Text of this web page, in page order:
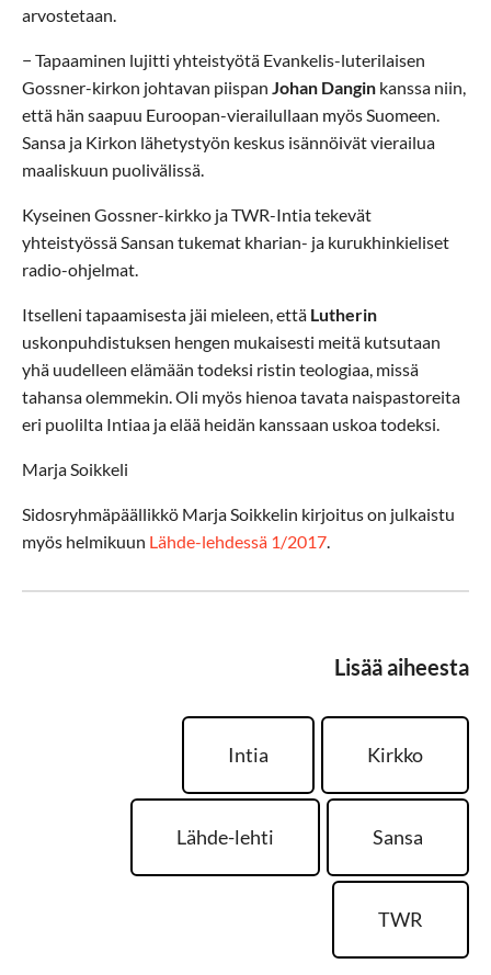
arvostetaan.
− Tapaaminen lujitti yhteistyötä Evankelis-luterilaisen
Gossner-kirkon johtavan piispan Johan Dangin kanssa niin,
että hän saapuu Euroopan-vierailullaan myös Suomeen.
Sansa ja Kirkon lähetystyön keskus isännöivät vierailua
maaliskuun puolivälissä.
Kyseinen Gossner-kirkko ja TWR-Intia tekevät
yhteistyössä Sansan tukemat kharian- ja kurukhinkieliset
radio-ohjelmat.
Itselleni tapaamisesta jäi mieleen, että Lutherin
uskonpuhdistuksen hengen mukaisesti meitä kutsutaan
yhä uudelleen elämään todeksi ristin teologiaa, missä
tahansa olemmekin. Oli myös hienoa tavata naispastoreita
eri puolilta Intiaa ja elää heidän kanssaan uskoa todeksi.
Marja Soikkeli
Sidosryhmäpäällikkö Marja Soikkelin kirjoitus on julkaistu
myös helmikuun Lähde-lehdessä 1/2017.
Lisää aiheesta
Intia Kirkko
Lähde-lehti Sansa
TWR